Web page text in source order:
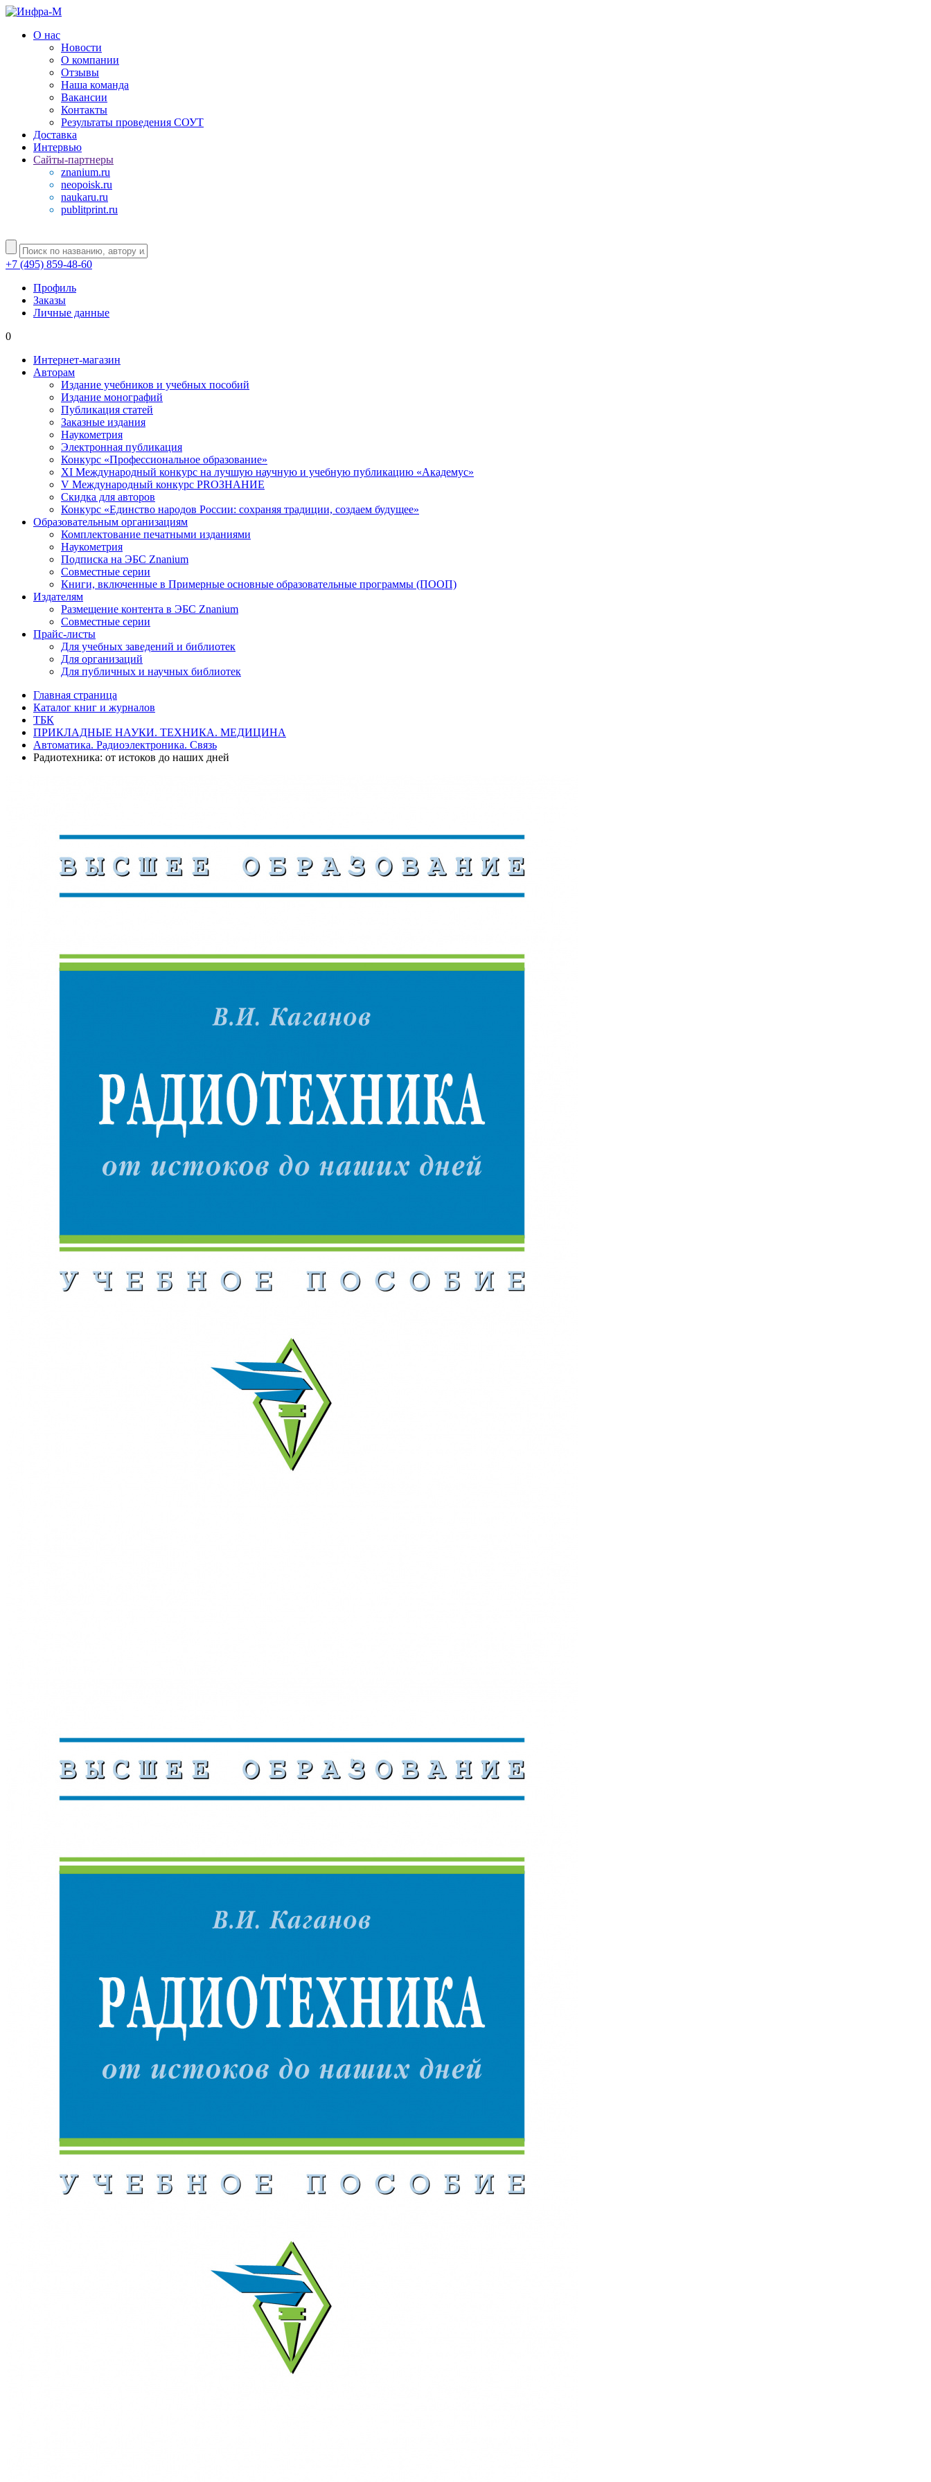
О нас
Новости
О компании
Отзывы
Наша команда
Вакансии
Контакты
Результаты проведения СОУТ
Доставка
Интервью
Сайты-партнеры
znanium.ru
neopoisk.ru
naukaru.ru
publitprint.ru
+7 (495) 859-48-60
Профиль
Заказы
Личные данные
0
Интернет-магазин
Авторам
Издание учебников и учебных пособий
Издание монографий
Публикация статей
Заказные издания
Наукометрия
Электронная публикация
Конкурс «Профессиональное образование»
XI Международный конкурс на лучшую научную и учебную публикацию «Академус»
V Международный конкурс PROЗНАНИЕ
Скидка для авторов
Конкурс «Единство народов России: сохраняя традиции, создаем будущее»
Образовательным организациям
Комплектование печатными изданиями
Наукометрия
Подписка на ЭБС Znanium
Совместные серии
Книги, включенные в Примерные основные образовательные программы (ПООП)
Издателям
Размещение контента в ЭБС Znanium
Совместные серии
Прайс-листы
Для учебных заведений и библиотек
Для организаций
Для публичных и научных библиотек
Главная страница
Каталог книг и журналов
ТБК
ПРИКЛАДНЫЕ НАУКИ. ТЕХНИКА. МЕДИЦИНА
Автоматика. Радиоэлектроника. Связь
Радиотехника: от истоков до наших дней